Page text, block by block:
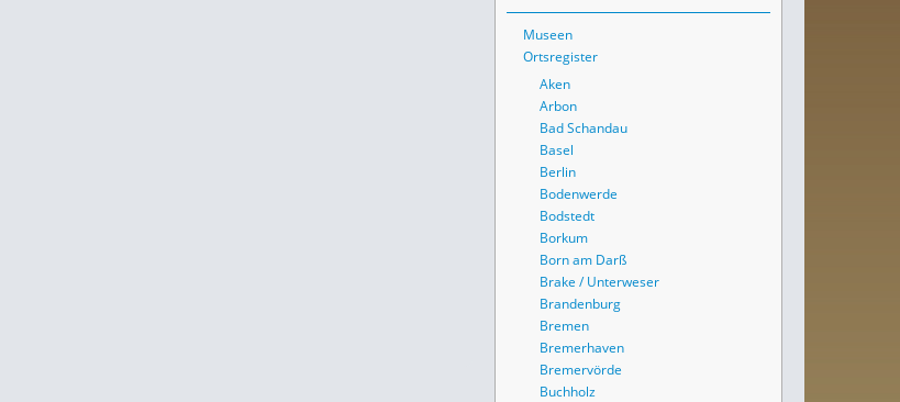
Museen
Ortsregister
Aken
Arbon
Bad Schandau
Basel
Berlin
Bodenwerde
Bodstedt
Borkum
Born am Darß
Brake / Unterweser
Brandenburg
Bremen
Bremerhaven
Bremervörde
Buchholz